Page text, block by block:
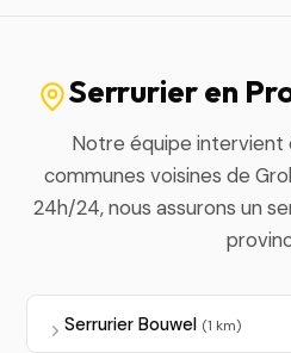
Serrurier en
Notre équipe intervient
communes voisines de
24h/24, nous assurons un
Serrurier Bouwel (1 km)